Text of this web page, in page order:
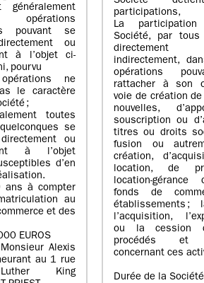
pouvant se
ou
à l’objet ci-
pourvu
ne
le caractère
;
toutes
se
ou
à l’objet
d’en
ans à compter
au
et des
EUROS
Monsieur Alexis
au 1 rue
King
participations,
La
Société, par tous
indirectement,
opérations
rattacher à son
voie de création
nouvelles,
souscription ou
titres ou droits
fusion ou
création,
location, de
location-
fonds de
établissements ;
l’acquisition,
ou la cession
procédés et
concernant ces
Durée de la